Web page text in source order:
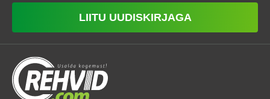
LIITU UUDISKIRJAGA